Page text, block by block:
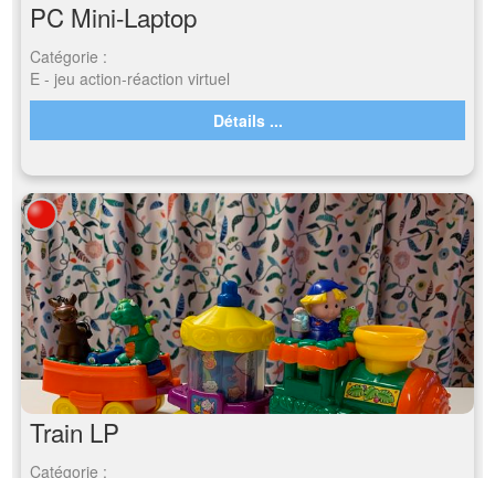
PC Mini-Laptop
Catégorie :
E - jeu action-réaction virtuel
Détails ...
Train LP
Catégorie :